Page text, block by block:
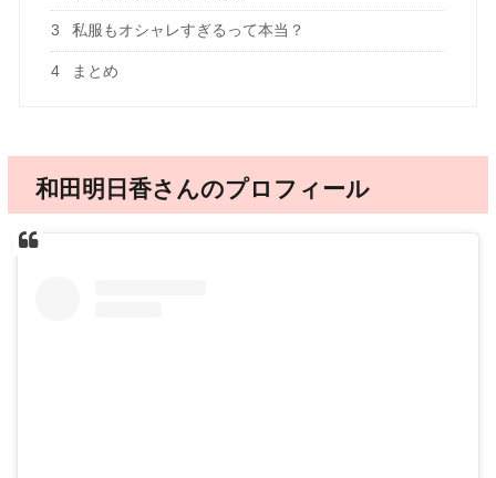
3 私服もオシャレすぎるって本当？
4 まとめ
和田明日香さんのプロフィール